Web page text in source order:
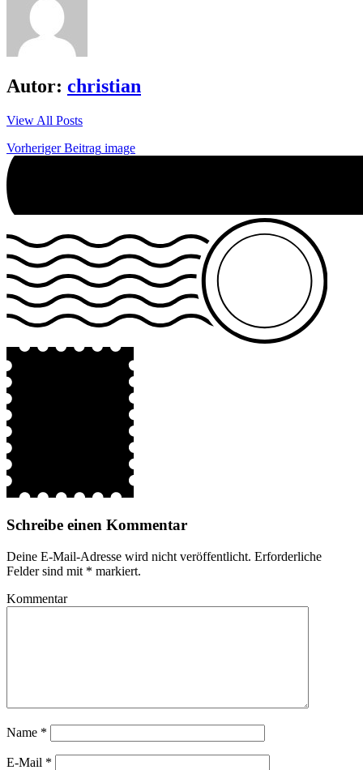
Autor: christian
View All Posts
Beitrags-
Navigation
Vorheriger Beitrag image
Schreibe einen Kommentar
Deine E-Mail-Adresse wird nicht veröffentlicht. Erforderliche
Felder sind mit * markiert.
Kommentar
Name *
E-Mail *